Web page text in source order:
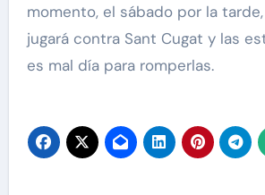
momento, el sábado por la
jugará contra Sant Cugat y las
es mal día para romperlas.